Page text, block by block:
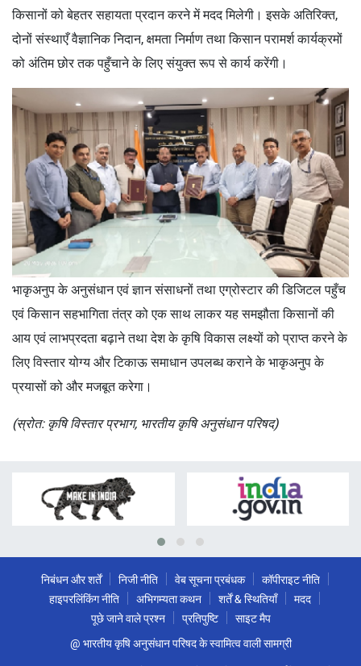
किसानों को बेहतर सहायता प्रदान करने में मदद मिलेगी। इसके अतिरिक्त,
दोनों संस्थाएँ वैज्ञानिक निदान, क्षमता निर्माण तथा किसान परामर्श कार्यक्रमों
को अंतिम छोर तक पहुँचाने के लिए संयुक्त रूप से कार्य करेंगी।
भाकृअनुप के अनुसंधान एवं ज्ञान संसाधनों तथा एग्रोस्टार की डिजिटल पहुँच
एवं किसान सहभागिता तंत्र को एक साथ लाकर यह समझौता किसानों की
आय एवं लाभप्रदता बढ़ाने तथा देश के कृषि विकास लक्ष्यों को प्राप्त करने के
लिए विस्तार योग्य और टिकाऊ समाधान उपलब्ध कराने के भाकृअनुप के
प्रयासों को और मजबूत करेगा।
(स्रोत: कृषि विस्तार प्रभाग, भारतीय कृषि अनुसंधान परिषद)
निबंधन और शर्तें निजी नीति वेब सूचना प्रबंधक
कॉपीराइट नीति
हाइपरलिंकिंग नीति
अभिगम्यता कथन शर्तें & स्थितियाँ
मदद
पूछे जाने वाले प्रश्न
प्रतिपुष्टि
साइट मैप
@ भारतीय कृषि अनुसंधान परिषद के स्वामित्व वाली सामग्री